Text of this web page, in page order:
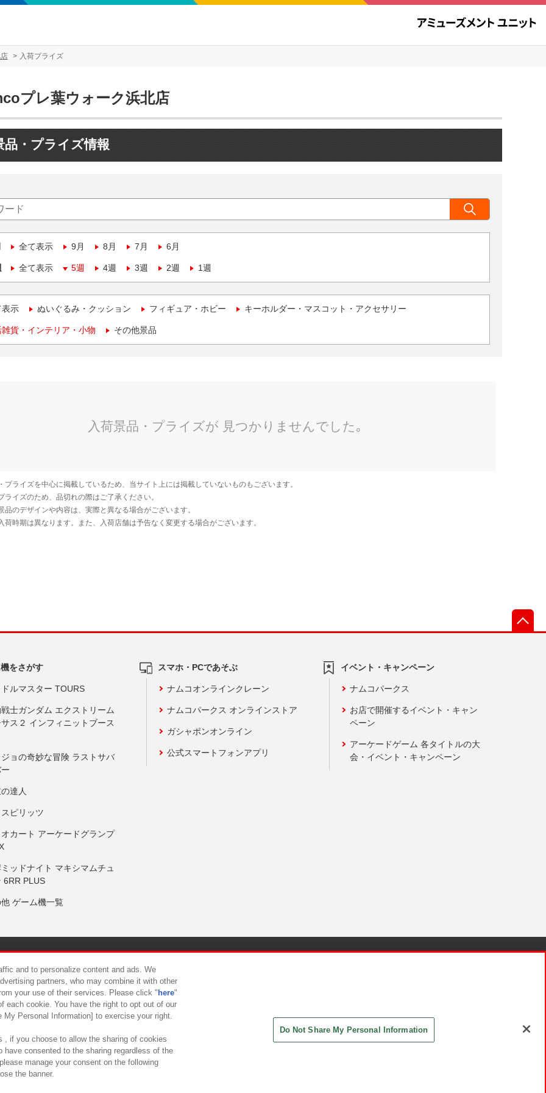
入荷プライズ
プレ葉ウォーク浜北店
品・プライズ情報
全て表示 9月 8月 7月 6月
全て表示 5週 4週 3週 2週 1週
表示 ぬいぐるみ・クッション フィギュア・ホビー キーホルダー・マスコット・アクセサリー
貨・インテリア・小物 その他景品
をさがす
ルマスター TOURS
士ガンダム エクストリーム
ス２ インフィニットブース
ョの奇妙な冒険 ラストサバ
達人
ピリッツ
カート アーケードグランプ
ッドナイト マキシマムチュ
6RR PLUS
ゲーム機一覧
スマホ・PCであそぶ
ナムコオンラインクレーン
ナムコパークス オンラインストア
ガシャポンオンライン
公式スマートフォンアプリ
イベント・キャンペーン
ナムコパークス
お店で開催するイベント・キャン
ペーン
アーケードゲーム 各タイトルの大
会・イベント・キャンペーン
について カスタマーハラスメント対応方針
and to personalize content and ads. We
partners, who may combine it with other
your use of their services. Please click " here"
each cookie. You have the right to opt out of our
Personal Information] to exercise your right.
, if you choose to allow the sharing of cookies
have consented to the sharing regardless of the
manage your consent on the following
the banner.
Do Not Share My Personal Information